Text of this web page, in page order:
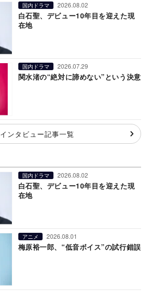
国内ドラマ 2026.08.02
白石聖、デビュー10年目を迎えた現
在地
国内ドラマ 2026.07.29
関水渚の“絶対に諦めない”という決意
インタビュー記事一覧
国内ドラマ 2026.08.02
白石聖、デビュー10年目を迎えた現
在地
アニメ 2026.08.01
梅原裕一郎、“低音ボイス”の試行錯誤